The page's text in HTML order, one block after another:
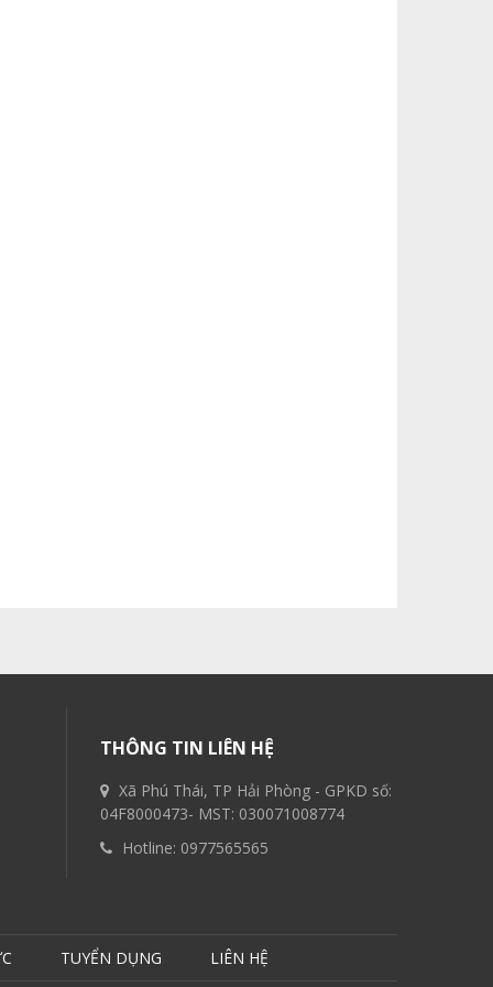
THÔNG TIN LIÊN HỆ
Xã Phú Thái, TP Hải Phòng - GPKD số:
04F8000473- MST: 030071008774
Hotline: 0977565565
TUYỂN DỤNG LIÊN HỆ